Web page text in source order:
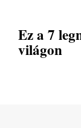
Ez a 7
világon